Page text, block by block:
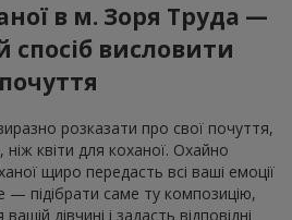
в м. Зоря Труда —
висловити
почуття
розказати про свої почуття,
квіти для коханої. Охайно
щиро передасть всі ваші емоції
— підібрати саме ту композицію,
дівчині і задасть відповідні